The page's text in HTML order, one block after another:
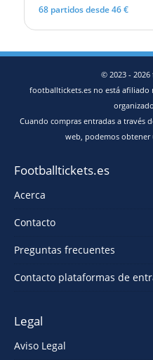
68 partidos desde 46 €
© 2023 -
footballtickets.es no está
Cuando compras entradas a través
web, podemos
Footballtickets.es
Acerca
Contacto
Preguntas frecuentes
Contacto plataformas de
Legal
Aviso Legal